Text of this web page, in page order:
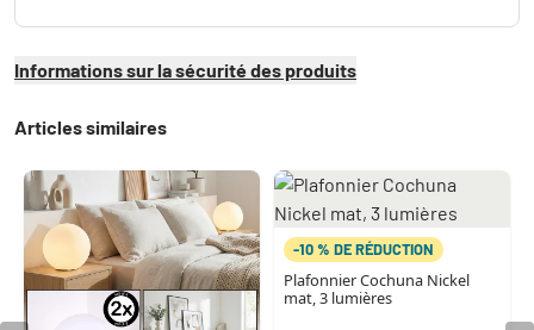
Informations sur la sécurité des produits
Articles similaires
-10 % DE RÉDUCTION
Plafonnier Cochuna Nickel
mat, 3 lumières